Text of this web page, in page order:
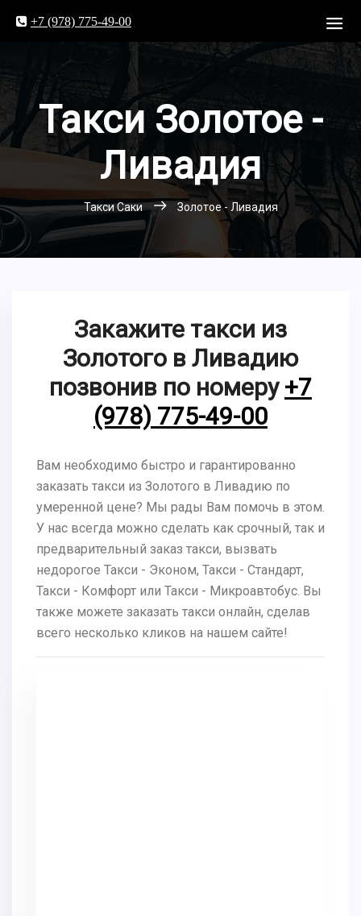
+7 (978) 775-49-00
Такси Золотое -
Ливадия
Такси Саки Золотое - Ливадия
Закажите такси из
Золотого в Ливадию
позвонив по номеру +7
(978) 775-49-00
Вам необходимо быстро и гарантированно
заказать такси из Золотого в Ливадию по
умеренной цене? Мы рады Вам помочь в этом.
У нас всегда можно сделать как срочный, так и
предварительный заказ такси, вызвать
недорогое Такси - Эконом, Такси - Стандарт,
Такси - Комфорт или Такси - Микроавтобус. Вы
также можете заказать такси онлайн, сделав
всего несколько кликов на нашем сайте!